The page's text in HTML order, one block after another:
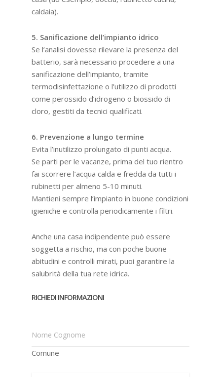
caldaia).
5. Sanificazione dell’impianto idrico
Se l’analisi dovesse rilevare la presenza del
batterio, sarà necessario procedere a una
sanificazione dell’impianto, tramite
termodisinfettazione o l’utilizzo di prodotti
come perossido d’idrogeno o biossido di
cloro, gestiti da tecnici qualificati.
6. Prevenzione a lungo termine
Evita l’inutilizzo prolungato di punti acqua.
Se parti per le vacanze, prima del tuo rientro
fai scorrere l’acqua calda e fredda da tutti i
rubinetti per almeno 5-10 minuti.
Mantieni sempre l’impianto in buone condizioni
igieniche e controlla periodicamente i filtri.
Anche una casa indipendente può essere
soggetta a rischio, ma con poche buone
abitudini e controlli mirati, puoi garantire la
salubrità della tua rete idrica.
RICHIEDI INFORMAZIONI
Nome Cognome
Comune